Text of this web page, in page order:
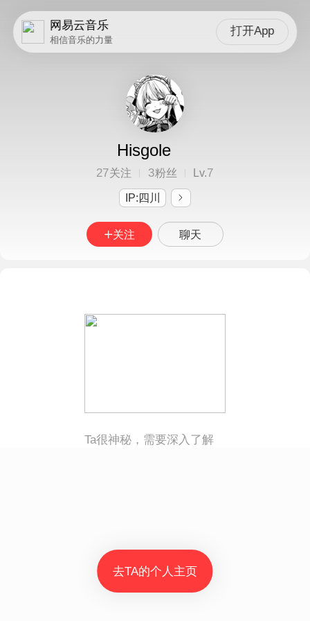
网易云音乐
相信音乐的力量
打开App
Hisgole
27关注 3粉丝 Lv.7
IP:四川
关注 聊天
Ta很神秘，需要深入了解
去TA的个人主页